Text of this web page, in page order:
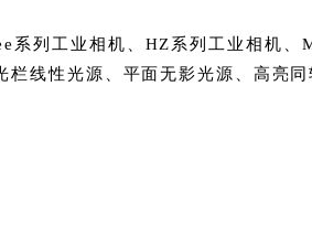
列工业相机、HZ系列工业相机、
线性光源、平面无影光源、高亮